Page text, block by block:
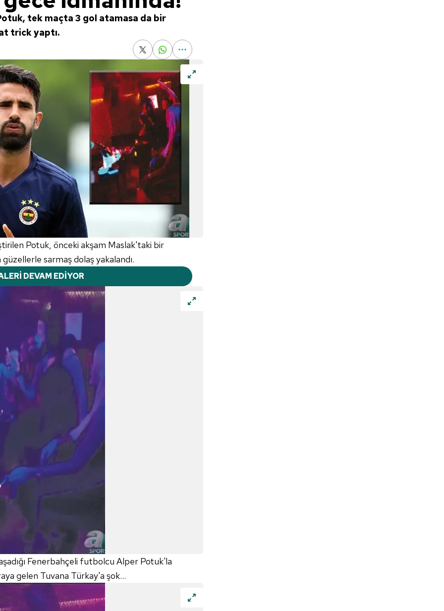
tek maçta 3 gol atamasa da bir
trick yaptı.
Potuk, önceki akşam Maslak'taki bir
güzellerle sarmaş dolaş yakalandı.
DEVAM EDİYOR
Fenerbahçeli futbolcu Alper Potuk'la
gelen Tuvana Türkay'a şok...